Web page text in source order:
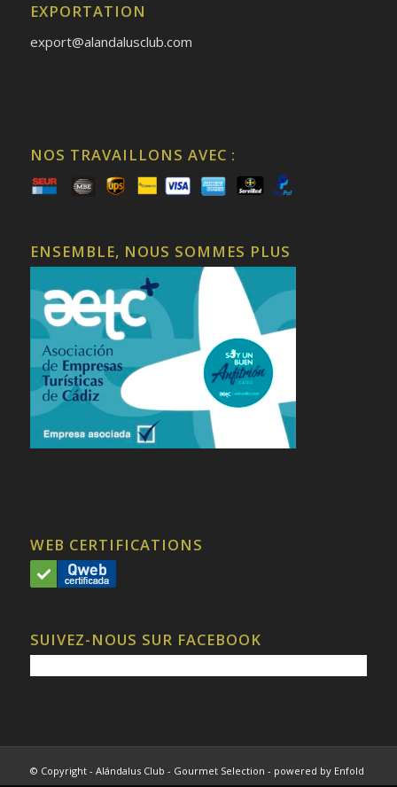
EXPORTATION
export@alandalusclub.com
NOS TRAVAILLONS AVEC :
ENSEMBLE, NOUS SOMMES PLUS
WEB CERTIFICATIONS
SUIVEZ-NOUS SUR FACEBOOK
© Copyright - Alándalus Club - Gourmet Selection - powered by Enfold